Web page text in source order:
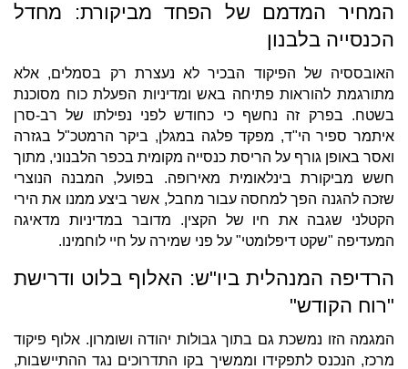
המחיר המדמם של הפחד מביקורת: מחדל
הכנסייה בלבנון
האובססיה של הפיקוד הבכיר לא נעצרת רק בסמלים, אלא
מתורגמת להוראות פתיחה באש ומדיניות הפעלת כוח מסוכנת
בשטח. בפרק זה נחשף כי כחודש לפני נפילתו של רב-סרן
איתמר ספיר הי"ד, מפקד פלגה במגלן, ביקר הרמטכ"ל בגזרה
ואסר באופן גורף על הריסת כנסייה מקומית בכפר הלבנוני, מתוך
חשש מביקורת בינלאומית מאירופה. בפועל, המבנה הנוצרי
שזכה להגנה הפך למחסה עבור מחבל, אשר ביצע ממנו את הירי
הקטלני שגבה את חיו של הקצין. מדובר במדיניות מדאיגה
המעדיפה "שקט דיפלומטי" על פני שמירה על חיי לוחמינו.
הרדיפה המנהלית ביו"ש: האלוף בלוט ודרישת
"רוח הקודש"
המגמה הזו נמשכת גם בתוך גבולות יהודה ושומרון. אלוף פיקוד
מרכז, הנכנס לתפקידו וממשיך בקו התדרוכים נגד ההתיישבות,